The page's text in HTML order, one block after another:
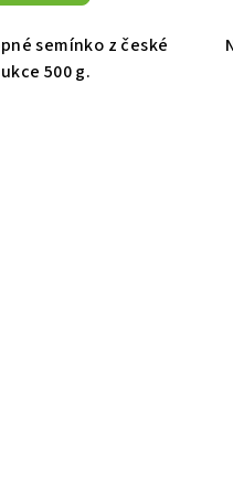
semínko z české
500 g.